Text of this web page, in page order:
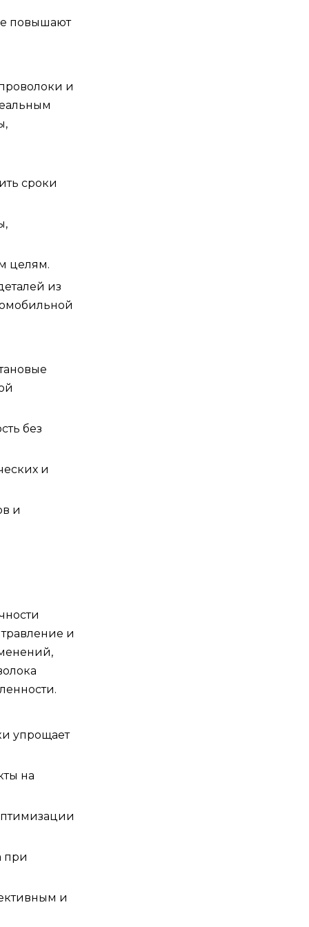
повышают
и
сроки
целям.
из
без
и
и
и
упрощает
на
при
и